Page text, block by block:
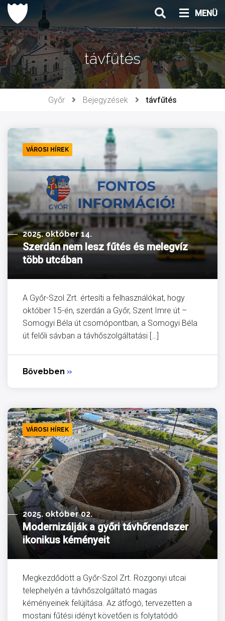
Ugrás
tartalomhoz
MENÜ
távfűtés
Győr Bejegyzések távfűtés
VÁROSI HÍREK
2025. október 14.
Szerdán nem lesz fűtés és melegvíz
több utcában
A Győr-Szol Zrt. értesíti a felhasználókat, hogy
október 15-én, szerdán a Győr, Szent Imre út –
Somogyi Béla út csomópontban, a Somogyi Béla
út felőli sávban a távhőszolgáltatási […]
Bővebben »
VÁROSI HÍREK
2025. október 02.
Modernizálják a győri távhőrendszer
ikonikus kéményeit
Megkezdődött a Győr-Szol Zrt. Rozgonyi utcai
telephelyén a távhőszolgáltató magas
kéményeinek felújítása. Az átfogó, tervezetten a
mostani fűtési idényt követően is folytatódó